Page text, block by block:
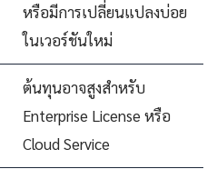
หรือมีการเปลี่ยนแปลงบ่อย
ในเวอร์ชันใหม่
ต้นทุนอาจสูงสำหรับ
Enterprise License หรือ
Cloud Service